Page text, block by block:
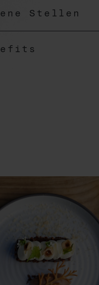
Stellen